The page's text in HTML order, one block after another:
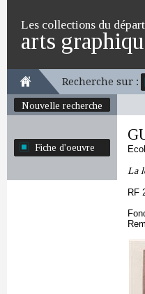
Les collections du
arts
Recherche sur :
Nouvelle recherche
Fiche d'oeuvre
La
RF